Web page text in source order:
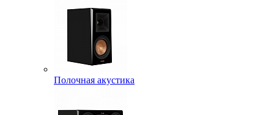
Полочная акустика